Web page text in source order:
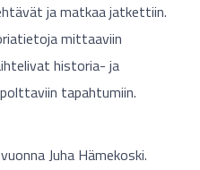
ja matkaa jatkettiin.
mittaaviin
historia- ja
tapahtumiin.
Juha Hämekoski.